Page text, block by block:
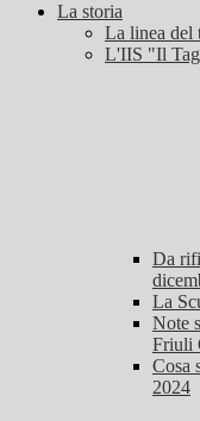
La storia
La linea del
L'IIS "Il
Da
La
Note
Friuli
Cosa
2024